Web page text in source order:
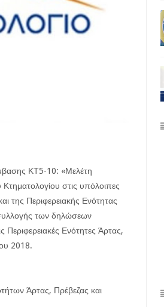
ΚΤ5-10: «Μελέτη
στις υπόλοιπες
της Περιφερειακής Ενότητας
των δηλώσεων
Περιφερειακές Ενότητες Άρτας,
2018.
Άρτας, Πρέβεζας και